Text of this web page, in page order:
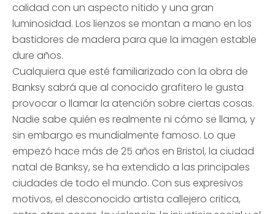
calidad con un aspecto nítido y una gran
luminosidad. Los lienzos se montan a mano en los
bastidores de madera para que la imagen estable
dure años.
Cualquiera que esté familiarizado con la obra de
Banksy sabrá que al conocido grafitero le gusta
provocar o llamar la atención sobre ciertas cosas.
Nadie sabe quién es realmente ni cómo se llama, y
sin embargo es mundialmente famoso. Lo que
empezó hace más de 25 años en Bristol, la ciudad
natal de Banksy, se ha extendido a las principales
ciudades de todo el mundo. Con sus expresivos
motivos, el desconocido artista callejero critica,